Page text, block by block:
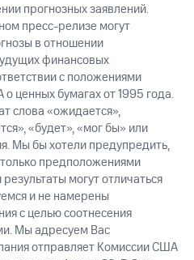
прогнозных заявлений.
пресс-релизе могут
в отношении
финансовых
с положениями
ценных бумагах от 1995 года.
слова «ожидается»,
«будет», «мог бы» или
Мы бы хотели предупредить,
предположениями
могут отличаться
и не намерены
с целью соотнесения
Мы адресуем Вас
отправляет Комиссии США